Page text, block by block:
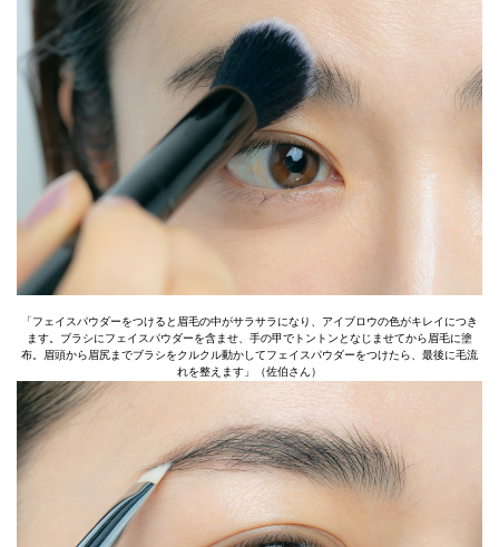
「フェイスパウダーをつけると眉毛の中がサラサラになり、アイブロウの色がキレイにつき
ます。ブラシにフェイスパウダーを含ませ、手の甲でトントンとなじませてから眉毛に塗
布。眉頭から眉尻までブラシをクルクル動かしてフェイスパウダーをつけたら、最後に毛流
れを整えます」（佐伯さん）